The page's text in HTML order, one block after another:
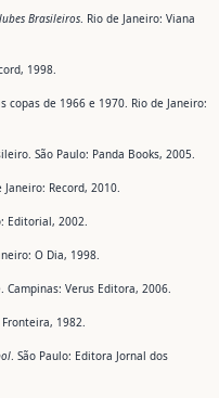
Brasileiros. Rio de Janeiro: Viana
1998.
copas de 1966 e 1970. Rio de Janeiro:
São Paulo: Panda Books, 2005.
Janeiro: Record, 2010.
Editorial, 2002.
O Dia, 1998.
. Campinas: Verus Editora, 2006.
1982.
. São Paulo: Editora Jornal dos